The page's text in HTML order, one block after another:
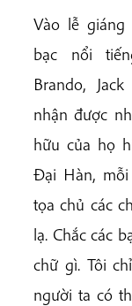
Vào lễ giáng
bạc nổi
Brando,
nhận được
hữu của họ
Đại Hàn,
tọa chủ các
lạ. Chắc các
chữ gì. Tôi
người ta có